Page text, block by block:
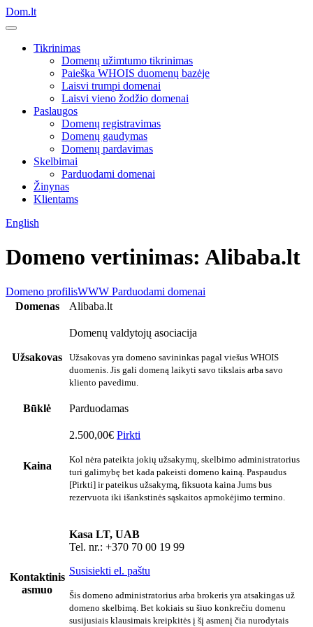
Dom.lt
Tikrinimas
Domenų užimtumo tikrinimas
Paieška WHOIS duomenų bazėje
Laisvi trumpi domenai
Laisvi vieno žodžio domenai
Paslaugos
Domenų registravimas
Domenų gaudymas
Domenų pardavimas
Skelbimai
Parduodami domenai
Žinynas
Klientams
English
Domeno vertinimas: Alibaba.lt
Domeno profilisWWW Parduodami domenai
Domenas
Alibaba.lt
Užsakovas
Domenų valdytojų asociacija
Užsakovas yra domeno savininkas pagal viešus WHOIS
duomenis. Jis gali domeną laikyti savo tikslais arba savo
kliento pavedimu.
Būklė Parduodamas
Kaina
2.500,00€ Pirkti
Kol nėra pateikta jokių užsakymų, skelbimo administratorius
turi galimybę bet kada pakeisti domeno kainą. Paspaudus
[Pirkti] ir pateikus užsakymą, fiksuota kaina Jums bus
rezervuota iki išankstinės sąskaitos apmokėjimo termino.
Kontaktinis
asmuo
Kasa LT, UAB
Tel. nr.: +370 70 00 19 99
Susisiekti el. paštu
Šis domeno administratorius arba brokeris yra atsakingas už
domeno skelbimą. Bet kokiais su šiuo konkrečiu domenu
susijusiais klausimais kreipkitės į šį asmenį čia nurodytais